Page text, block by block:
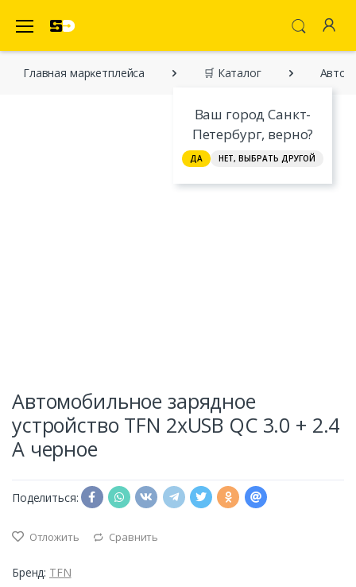
Ваш город Санкт-
Петербург, верно?
ДА НЕТ, ВЫБРАТЬ ДРУГОЙ
Главная марĸетплейса 🛒 Каталог
Автомобильное зарядное
устройство TFN 2xUSB QC 3.0 + 2.4
А черное
Поделиться:
Отложить Сравнить
Бренд: TFN